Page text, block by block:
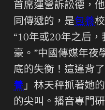
首席運營訴訟德，
同傳遞的，是包養
“10年或20年之后
豪。”中國傳媒年夜
底的失衡！這違背
養」林天秤抓著她
的尖叫。播音專門